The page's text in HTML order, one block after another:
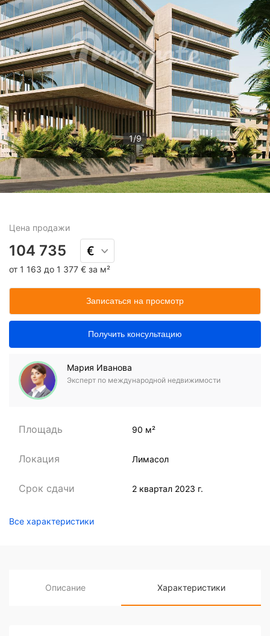
1/9
Цена продажи
104 735
от 1 163 до 1 377 € за м²
Записаться на просмотр
Получить консультацию
Мария Иванова
Эксперт по международной недвижимости
Площадь 90 м²
Локация Лимасол
Срок сдачи 2 квартал 2023 г.
Все характеристики
Описание Характеристики